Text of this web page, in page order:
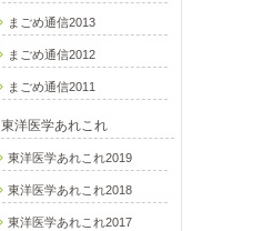
まごめ通信2013
まごめ通信2012
まごめ通信2011
東洋医学あれこれ
東洋医学あれこれ2019
東洋医学あれこれ2018
東洋医学あれこれ2017